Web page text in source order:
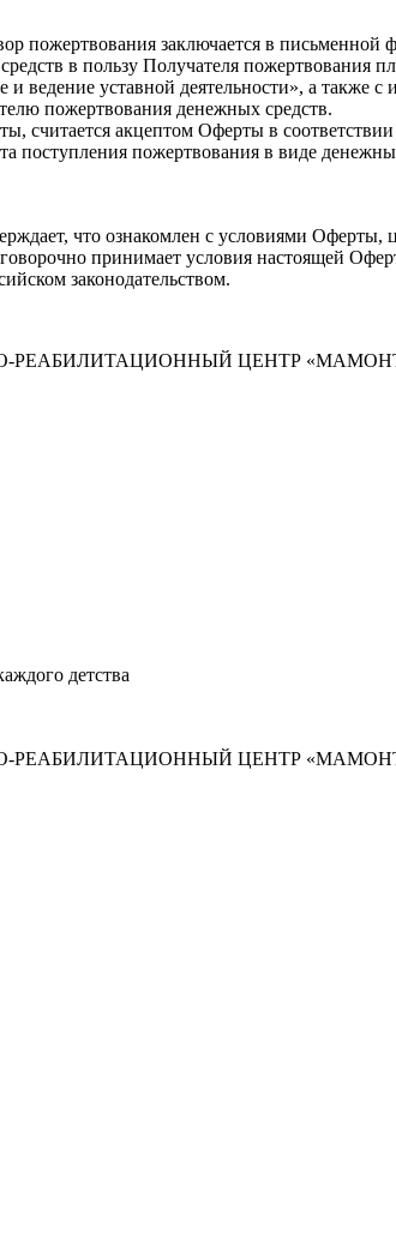
пожертвования заключается в
в пользу Получателя пожертвования
ведение уставной деятельности», а также
пожертвования денежных средств.
акцептом Оферты в
поступления пожертвования в виде
что ознакомлен с условиями Оферты,
принимает условия настоящей
законодательством.
РЕАБИЛИТАЦИОННЫЙ ЦЕНТР
детства
РЕАБИЛИТАЦИОННЫЙ ЦЕНТР